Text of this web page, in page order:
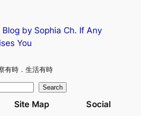
Blog by Sophia Ch. If Any
You
有時．生活有時
Search
Site Map Social